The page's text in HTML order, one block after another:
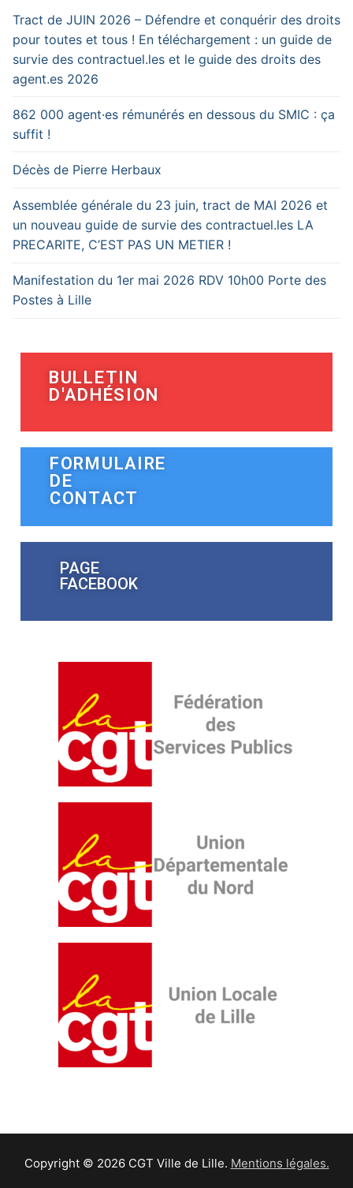
Tract de JUIN 2026 – Défendre et conquérir des droits
pour toutes et tous ! En téléchargement : un guide de
survie des contractuel.les et le guide des droits des
agent.es 2026
862 000 agent·es rémunérés en dessous du SMIC : ça
suffit !
Décès de Pierre Herbaux
Assemblée générale du 23 juin, tract de MAI 2026 et
un nouveau guide de survie des contractuel.les LA
PRECARITE, C’EST PAS UN METIER !
Manifestation du 1er mai 2026 RDV 10h00 Porte des
Postes à Lille
BULLETIN
D'ADHÉSION
FORMULAIRE
DE
CONTACT
PAGE
FACEBOOK
Copyright © 2026 CGT Ville de Lille. Mentions légales.